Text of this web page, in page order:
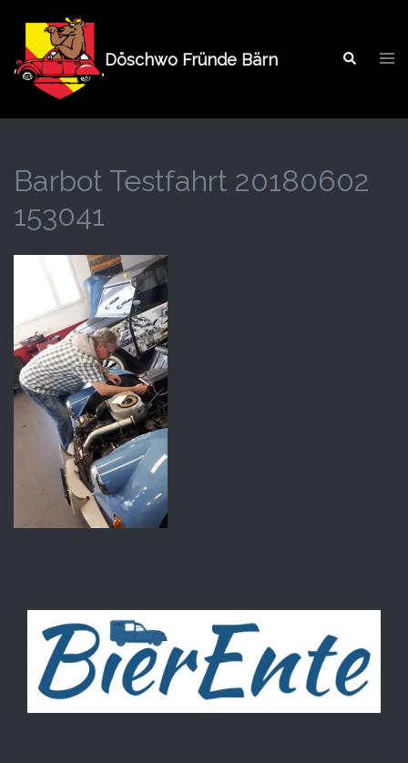
Inhalt
Döschwo Fründe Bärn Search
Barbot Testfahrt 20180602
153041